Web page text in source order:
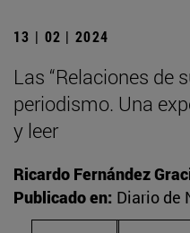
13 | 02 | 2024
Las “Relaciones de
periodismo. Una
y leer
Ricardo Fernández
Publicado en: Diario de